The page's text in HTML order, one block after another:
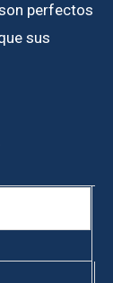
perfectos
sus